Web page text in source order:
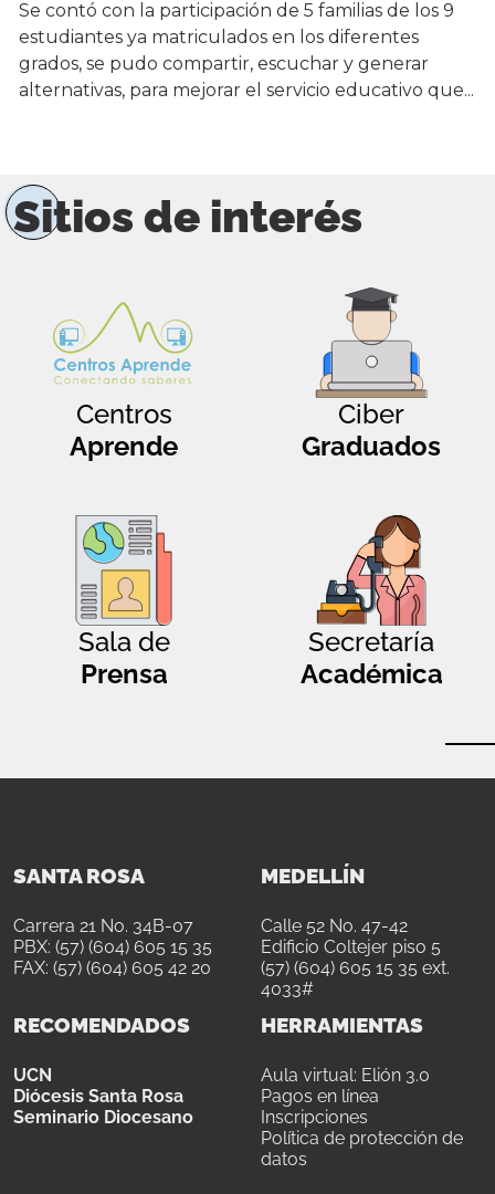
Se contó con la participación de 5 familias de los 9
estudiantes ya matriculados en los diferentes
grados, se pudo compartir, escuchar y generar
alternativas, para mejorar el servicio educativo que...
Sitios de interés
Centros
Aprende
Ciber
Graduados
Sala de
Prensa
Secretaría
Académica
SANTA ROSA
Carrera 21 No. 34B-07
PBX: (57) (604) 605 15 35
FAX: (57) (604) 605 42 20
MEDELLÍN
Calle 52 No. 47-42
Edificio Coltejer piso 5
(57) (604) 605 15 35 ext.
4033#
RECOMENDADOS
UCN
Diócesis Santa Rosa
Seminario Diocesano
HERRAMIENTAS
Aula virtual: Elión 3.0
Pagos en línea
Inscripciones
Política de protección de
datos